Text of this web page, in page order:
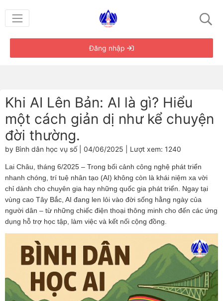
Đăng nhập
Khi AI Lên Bản: AI là gì? Hiểu
một cách giản dị như kể chuyện
đời thường.
by Bình dân học vụ số | 04/06/2025 | Lượt xem: 1240
Lai Châu, tháng 6/2025 – Trong bối cảnh công nghệ phát triển
nhanh chóng, trí tuệ nhân tạo (AI) không còn là khái niệm xa vời
chỉ dành cho chuyên gia hay những quốc gia phát triển. Ngay tại
vùng cao Tây Bắc, AI đang len lỏi vào đời sống hằng ngày của
người dân – từ những chiếc điện thoại thông minh cho đến các ứng
dụng hỗ trợ học tập, làm việc và kết nối cộng đồng.